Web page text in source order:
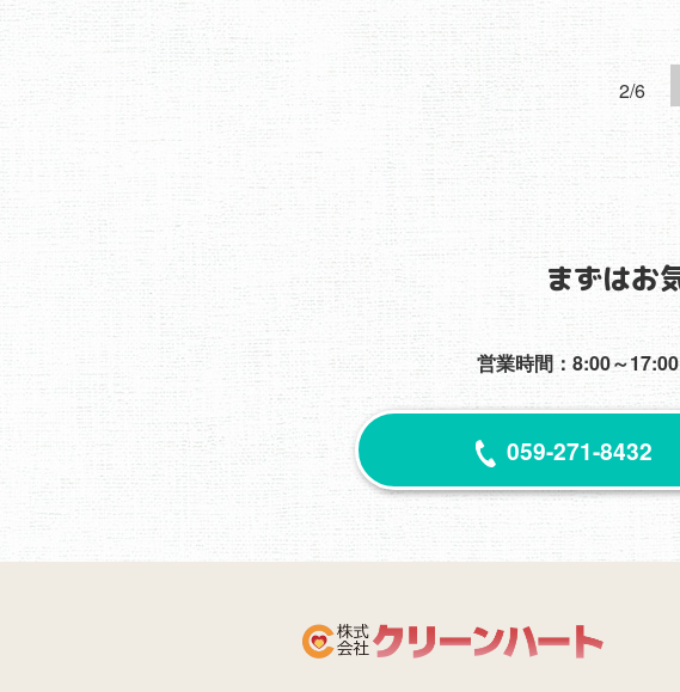
2/6
まずはお
営業時間：8:00～17:00
059-271-8432